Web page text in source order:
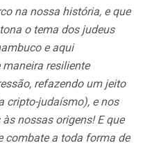
na nossa história, e que
o tema dos judeus
e aqui
resiliente
refazendo um jeito
cripto-judaísmo), e nos
nossas origens! E que
combate a toda forma de